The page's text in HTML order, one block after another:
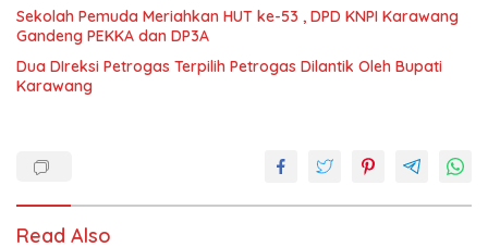
Sekolah Pemuda Meriahkan HUT ke-53 , DPD KNPI Karawang
Gandeng PEKKA dan DP3A
Dua DIreksi Petrogas Terpilih Petrogas Dilantik Oleh Bupati
Karawang
Read Also